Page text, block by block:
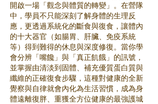
開啟一場「觀念與體質的轉變」。在營隊
中，學員不只能深刻了解身體的生理反
應，更透過系統化的斷食與復食，讓體內
的十大器官（如腸胃、肝臟、免疫系統
等）得到難得的休息與深度修復。當你學
會分辨「嘴饞」與「真正飢餓」的訊號，
並掌握由清淡到固體、補充優質蛋白質與
纖維的正確復食步驟，這種對健康的全新
覺察與自律就會內化為生活習慣，成為身
體遠離復胖、重獲全方位健康的最強護城